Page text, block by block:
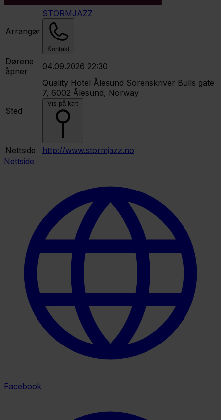
Arrangør
STORMJAZZ
Kontakt
Dørene
åpner
04.09.2026 22:30
Sted
Quality Hotel Ålesund Sorenskriver Bulls gate
7, 6002 Ålesund, Norway
Vis på kart
Nettside
http://www.stormjazz.no
Nettside
Facebook